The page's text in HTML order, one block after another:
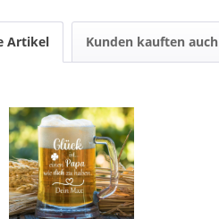
Artikel Kunden kauften auch